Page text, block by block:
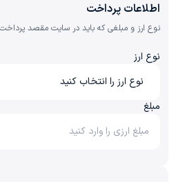
اطلاعات پرداخت
نوع ارز و مبلغی که باید در سایت مقصد پرداخت
نوع ارز
نوع ارز را انتخاب کنید
مبلغ